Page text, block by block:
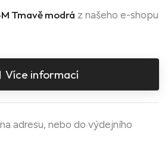
Tmavě modrá z našeho e-shopu
Více informací
na adresu, nebo do výdejního